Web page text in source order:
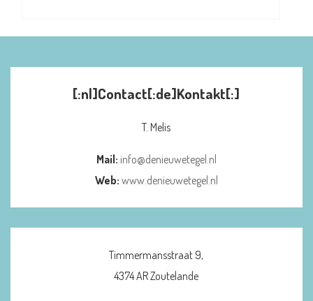
[:nl]Contact[:de]Kontakt[:]
T. Melis
Mail: info@denieuwetegel.nl
Web: www.denieuwetegel.nl
Timmermansstraat 9,
4374 AR Zoutelande